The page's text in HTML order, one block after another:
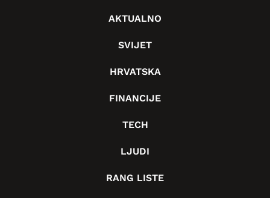
AKTUALNO
SVIJET
HRVATSKA
FINANCIJE
TECH
LJUDI
RANG LISTE